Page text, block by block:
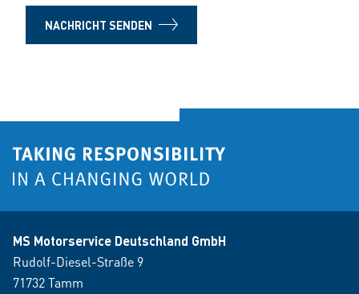
NACHRICHT SENDEN
MS Motorservice Deutschland GmbH
Rudolf-Diesel-Straße 9
71732 Tamm